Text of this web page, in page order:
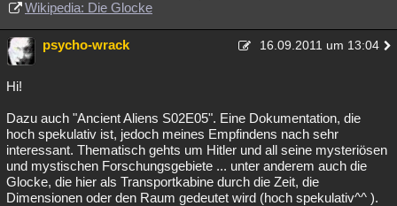
Wikipedia: Die Glocke
psycho-wrack 16.09.2011 um 13:04
Hi!
Dazu auch "Ancient Aliens S02E05". Eine Dokumentation, die
hoch spekulativ ist, jedoch meines Empfindens nach sehr
interessant. Thematisch gehts um Hitler und all seine mysteriösen
und mystischen Forschungsgebiete ... unter anderem auch die
Glocke, die hier als Transportkabine durch die Zeit, die
Dimensionen oder den Raum gedeutet wird (hoch spekulativ^^ ).